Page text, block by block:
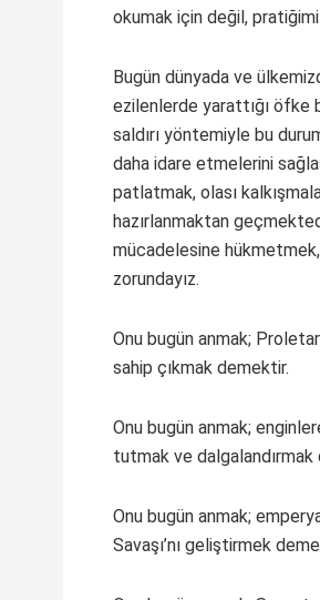
okumak için değil,
Bugün dünyada ve
ezilenlerde yarattığı öfke
saldırı yöntemiyle bu
daha idare etmelerini
patlatmak, olası
hazırlanmaktan
mücadelesine hükmetmek,
zorundayız.
Onu bugün anmak;
sahip çıkmak demektir.
Onu bugün anmak;
tutmak ve dalgalandırmak
Onu bugün anmak;
Savaşı’nı geliştirmek